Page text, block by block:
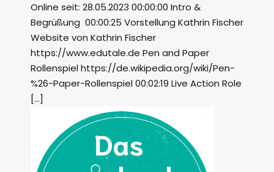
Online seit: 28.05.2023 00:00:00 Intro &
Begrüßung 00:00:25 Vorstellung Kathrin Fischer
Website von Kathrin Fischer
https://www.edutale.de Pen and Paper
Rollenspiel https://de.wikipedia.org/wiki/Pen-
%26-Paper-Rollenspiel 00:02:19 Live Action Role
[…]